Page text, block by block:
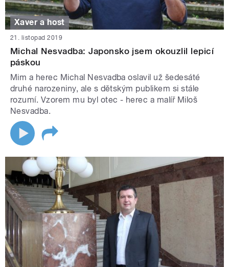
Xaver a host
21. listopad 2019
Michal Nesvadba: Japonsko jsem okouzlil lepicí
páskou
Mim a herec Michal Nesvadba oslavil už šedesáté
druhé narozeniny, ale s dětským publikem si stále
rozumí. Vzorem mu byl otec - herec a malíř Miloš
Nesvadba.